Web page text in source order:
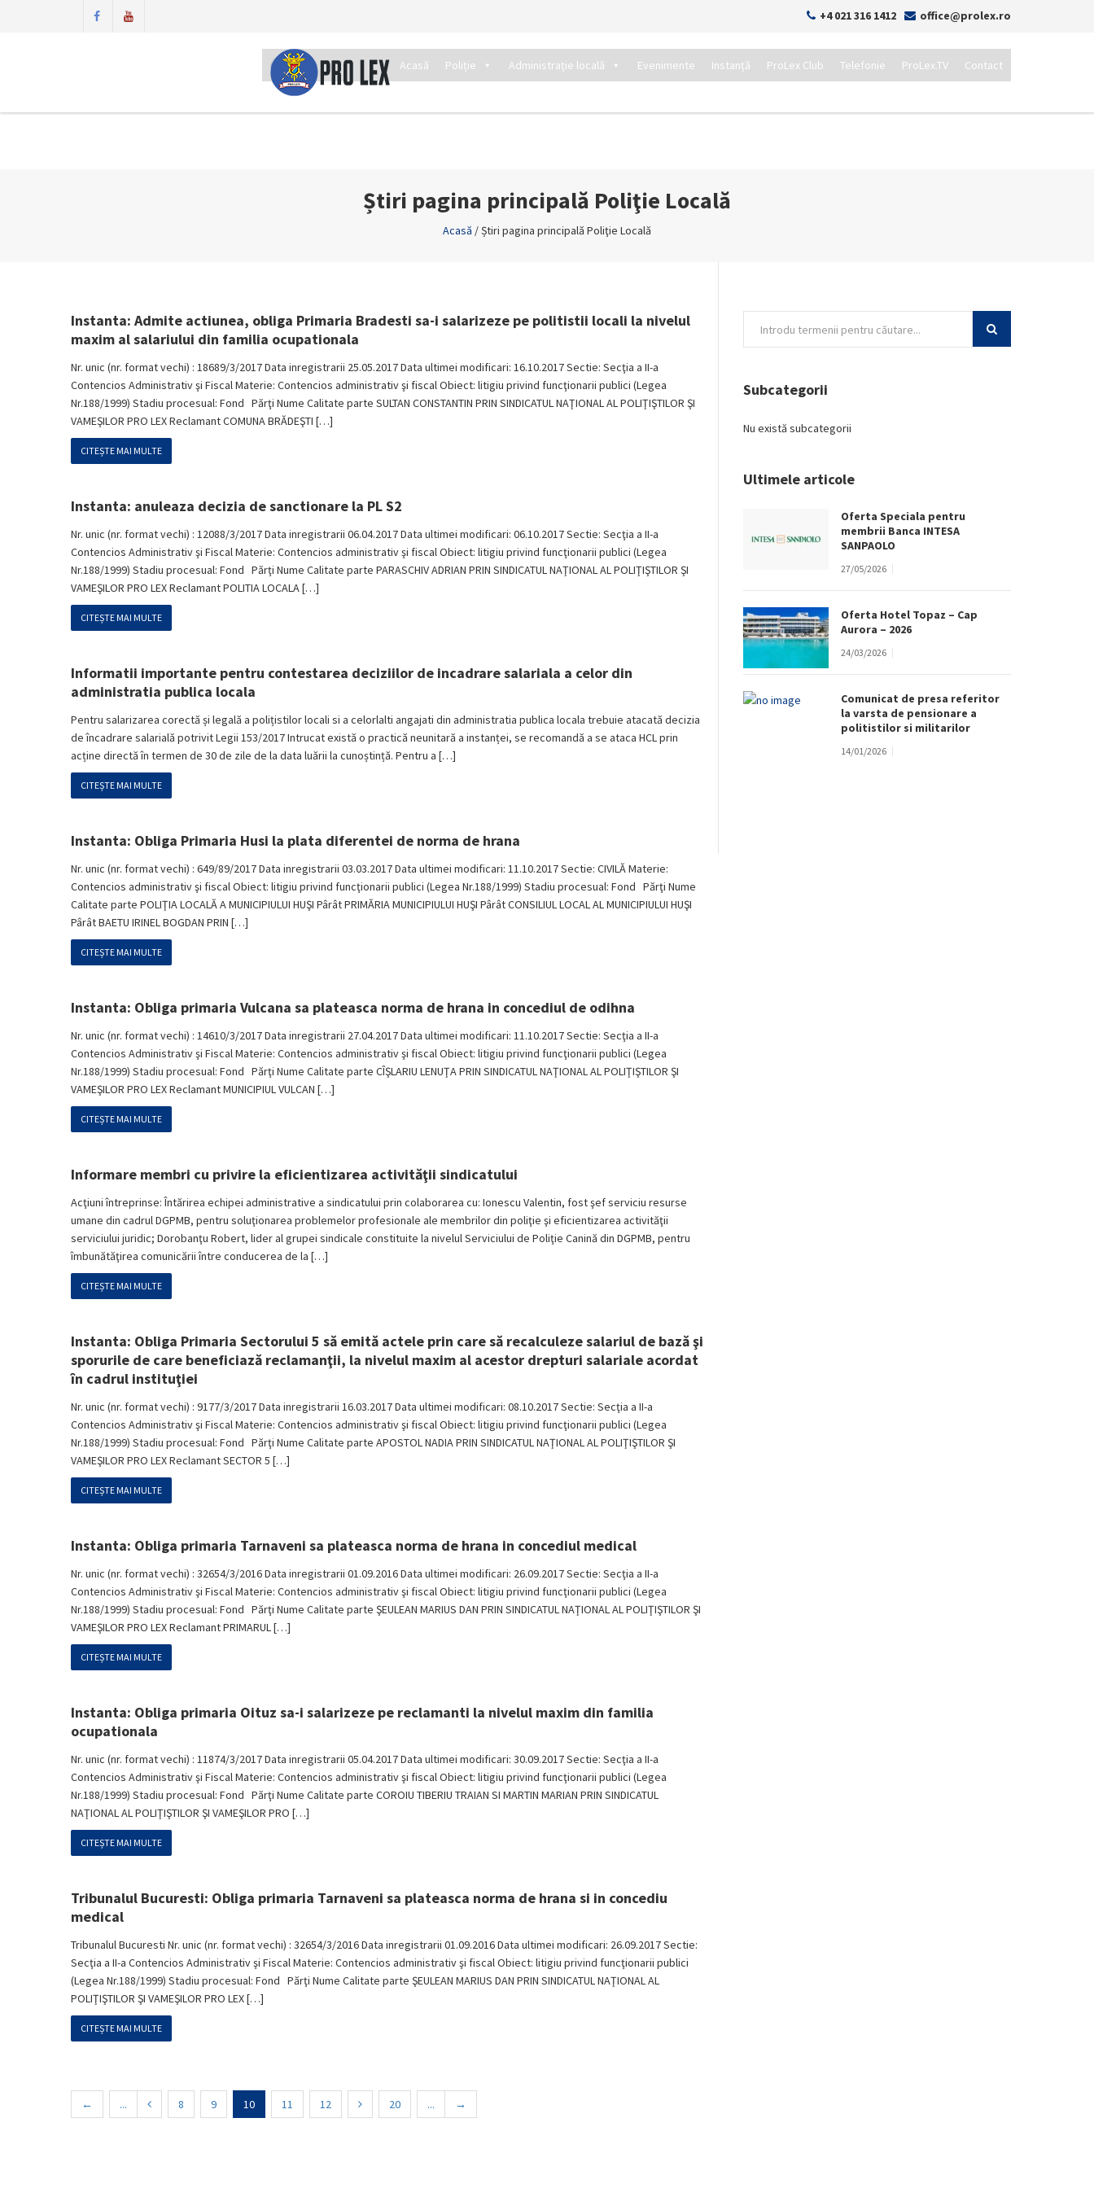
+4 021 316 1412 office@prolex.ro
Acasă Poliție Administrație locală Evenimente Instanță ProLex Club Telefonie ProLex.TV Contact
Știri pagina principală Poliţie Locală
Acasă /Știri pagina principală Poliţie Locală
Instanta: Admite actiunea, obliga Primaria Bradesti sa-i salarizeze pe politistii locali la nivelul
maxim al salariului din familia ocupationala
Nr. unic (nr. format vechi) : 18689/3/2017 Data inregistrarii 25.05.2017 Data ultimei modificari: 16.10.2017 Sectie: Secţia a II-a
Contencios Administrativ şi Fiscal Materie: Contencios administrativ şi fiscal Obiect: litigiu privind funcţionarii publici (Legea
Nr.188/1999) Stadiu procesual: Fond Părţi Nume Calitate parte SULTAN CONSTANTIN PRIN SINDICATUL NAŢIONAL AL POLIŢIŞTILOR ŞI
VAMEŞILOR PRO LEX Reclamant COMUNA BRĂDEŞTI […]
CITEȘTE MAI MULTE
Instanta: anuleaza decizia de sanctionare la PL S2
Nr. unic (nr. format vechi) : 12088/3/2017 Data inregistrarii 06.04.2017 Data ultimei modificari: 06.10.2017 Sectie: Secţia a II-a
Contencios Administrativ şi Fiscal Materie: Contencios administrativ şi fiscal Obiect: litigiu privind funcţionarii publici (Legea
Nr.188/1999) Stadiu procesual: Fond Părţi Nume Calitate parte PARASCHIV ADRIAN PRIN SINDICATUL NAŢIONAL AL POLIŢIŞTILOR ŞI
VAMEŞILOR PRO LEX Reclamant POLITIA LOCALA […]
CITEȘTE MAI MULTE
Informatii importante pentru contestarea deciziilor de incadrare salariala a celor din
administratia publica locala
Pentru salarizarea corectă și legală a polițistilor locali si a celorlalti angajati din administratia publica locala trebuie atacată decizia
de încadrare salarială potrivit Legii 153/2017 Intrucat există o practică neunitară a instanței, se recomandă a se ataca HCL prin
acține directă în termen de 30 de zile de la data luării la cunoștință. Pentru a […]
CITEȘTE MAI MULTE
Instanta: Obliga Primaria Husi la plata diferentei de norma de hrana
Nr. unic (nr. format vechi) : 649/89/2017 Data inregistrarii 03.03.2017 Data ultimei modificari: 11.10.2017 Sectie: CIVILĂ Materie:
Contencios administrativ şi fiscal Obiect: litigiu privind funcţionarii publici (Legea Nr.188/1999) Stadiu procesual: Fond Părţi Nume
Calitate parte POLIŢIA LOCALĂ A MUNICIPIULUI HUŞI Pârât PRIMĂRIA MUNICIPIULUI HUŞI Pârât CONSILIUL LOCAL AL MUNICIPIULUI HUŞI
Pârât BAETU IRINEL BOGDAN PRIN […]
CITEȘTE MAI MULTE
Instanta: Obliga primaria Vulcana sa plateasca norma de hrana in concediul de odihna
Nr. unic (nr. format vechi) : 14610/3/2017 Data inregistrarii 27.04.2017 Data ultimei modificari: 11.10.2017 Sectie: Secţia a II-a
Contencios Administrativ şi Fiscal Materie: Contencios administrativ şi fiscal Obiect: litigiu privind funcţionarii publici (Legea
Nr.188/1999) Stadiu procesual: Fond Părţi Nume Calitate parte CÎŞLARIU LENUŢA PRIN SINDICATUL NAŢIONAL AL POLIŢIŞTILOR ŞI
VAMEŞILOR PRO LEX Reclamant MUNICIPIUL VULCAN […]
CITEȘTE MAI MULTE
Informare membri cu privire la eficientizarea activităţii sindicatului
Acţiuni întreprinse: Întărirea echipei administrative a sindicatului prin colaborarea cu: Ionescu Valentin, fost şef serviciu resurse
umane din cadrul DGPMB, pentru soluţionarea problemelor profesionale ale membrilor din poliţie şi eficientizarea activităţii
serviciului juridic; Dorobanţu Robert, lider al grupei sindicale constituite la nivelul Serviciului de Poliţie Canină din DGPMB, pentru
îmbunătăţirea comunicării între conducerea de la […]
CITEȘTE MAI MULTE
Instanta: Obliga Primaria Sectorului 5 să emită actele prin care să recalculeze salariul de bază şi
sporurile de care beneficiază reclamanţii, la nivelul maxim al acestor drepturi salariale acordat
în cadrul instituţiei
Nr. unic (nr. format vechi) : 9177/3/2017 Data inregistrarii 16.03.2017 Data ultimei modificari: 08.10.2017 Sectie: Secţia a II-a
Contencios Administrativ şi Fiscal Materie: Contencios administrativ şi fiscal Obiect: litigiu privind funcţionarii publici (Legea
Nr.188/1999) Stadiu procesual: Fond Părţi Nume Calitate parte APOSTOL NADIA PRIN SINDICATUL NAŢIONAL AL POLIŢIŞTILOR ŞI
VAMEŞILOR PRO LEX Reclamant SECTOR 5 […]
CITEȘTE MAI MULTE
Instanta: Obliga primaria Tarnaveni sa plateasca norma de hrana in concediul medical
Nr. unic (nr. format vechi) : 32654/3/2016 Data inregistrarii 01.09.2016 Data ultimei modificari: 26.09.2017 Sectie: Secţia a II-a
Contencios Administrativ şi Fiscal Materie: Contencios administrativ şi fiscal Obiect: litigiu privind funcţionarii publici (Legea
Nr.188/1999) Stadiu procesual: Fond Părţi Nume Calitate parte ŞEULEAN MARIUS DAN PRIN SINDICATUL NAŢIONAL AL POLIŢIŞTILOR ŞI
VAMEŞILOR PRO LEX Reclamant PRIMARUL […]
CITEȘTE MAI MULTE
Instanta: Obliga primaria Oituz sa-i salarizeze pe reclamanti la nivelul maxim din familia
ocupationala
Nr. unic (nr. format vechi) : 11874/3/2017 Data inregistrarii 05.04.2017 Data ultimei modificari: 30.09.2017 Sectie: Secţia a II-a
Contencios Administrativ şi Fiscal Materie: Contencios administrativ şi fiscal Obiect: litigiu privind funcţionarii publici (Legea
Nr.188/1999) Stadiu procesual: Fond Părţi Nume Calitate parte COROIU TIBERIU TRAIAN SI MARTIN MARIAN PRIN SINDICATUL
NAŢIONAL AL POLIŢIŞTILOR ŞI VAMEŞILOR PRO […]
CITEȘTE MAI MULTE
Tribunalul Bucuresti: Obliga primaria Tarnaveni sa plateasca norma de hrana si in concediu
medical
Tribunalul Bucuresti Nr. unic (nr. format vechi) : 32654/3/2016 Data inregistrarii 01.09.2016 Data ultimei modificari: 26.09.2017 Sectie:
Secţia a II-a Contencios Administrativ şi Fiscal Materie: Contencios administrativ şi fiscal Obiect: litigiu privind funcţionarii publici
(Legea Nr.188/1999) Stadiu procesual: Fond Părţi Nume Calitate parte ŞEULEAN MARIUS DAN PRIN SINDICATUL NAŢIONAL AL
POLIŢIŞTILOR ŞI VAMEŞILOR PRO LEX […]
CITEȘTE MAI MULTE
← ... 8 9 10 11 12 20 ... →
Subcategorii
Nu există subcategorii
Ultimele articole
Oferta Speciala pentru
membrii Banca INTESA
SANPAOLO
27/05/2026
Oferta Hotel Topaz – Cap
Aurora – 2026
24/03/2026
Comunicat de presa referitor
la varsta de pensionare a
politistilor si militarilor
14/01/2026